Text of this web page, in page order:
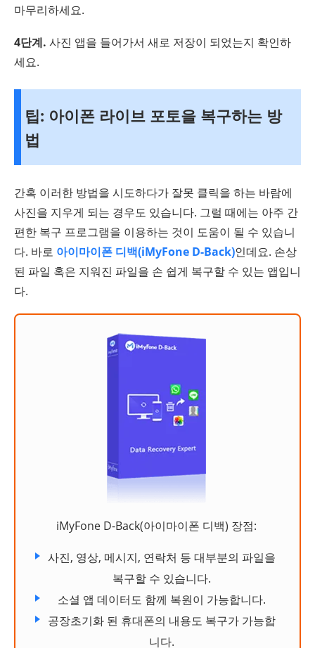
마무리하세요.
4단계. 사진 앱을 들어가서 새로 저장이 되었는지 확인하
세요.
팁: 아이폰 라이브 포토을 복구하는 방
법
간혹 이러한 방법을 시도하다가 잘못 클릭을 하는 바람에
사진을 지우게 되는 경우도 있습니다. 그럴 때에는 아주 간
편한 복구 프로그램을 이용하는 것이 도움이 될 수 있습니
다. 바로 아이마이폰 디백(iMyFone D-Back)인데요. 손상
된 파일 혹은 지워진 파일을 손 쉽게 복구할 수 있는 앱입니
다.
iMyFone D-Back(아이마이폰 디백) 장점:
사진, 영상, 메시지, 연락처 등 대부분의 파일을
복구할 수 있습니다.
소셜 앱 데이터도 함께 복원이 가능합니다.
공장초기화 된 휴대폰의 내용도 복구가 가능합
니다.